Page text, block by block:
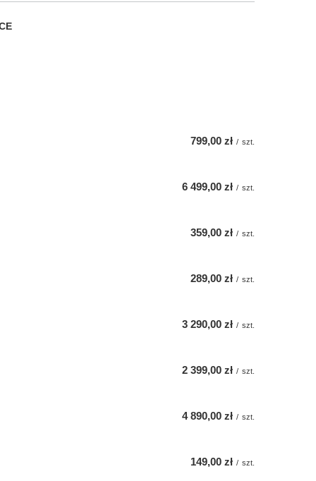
799,00 zł / szt.
6 499,00 zł / szt.
359,00 zł / szt.
289,00 zł / szt.
3 290,00 zł / szt.
2 399,00 zł / szt.
4 890,00 zł / szt.
149,00 zł / szt.